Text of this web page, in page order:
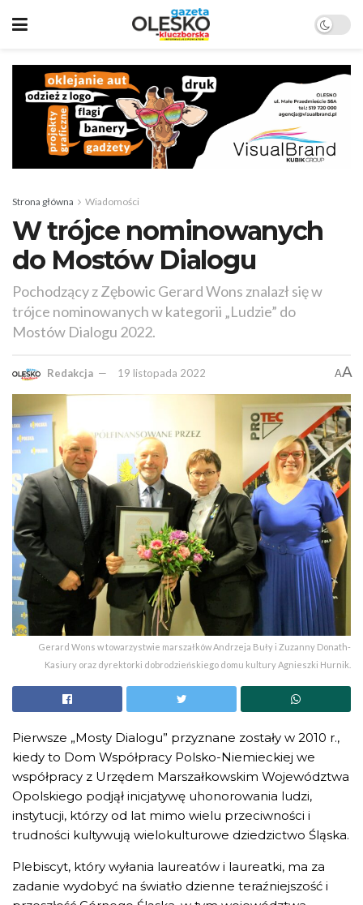
Strona główna Wiadomości
W trójce nominowanych
do Mostów Dialogu
Pochodzący z Zębowic Gerard Wons znalazł się w
trójce nominowanych w kategorii „Ludzie” do
Mostów Dialogu 2022.
Redakcja 19 listopada 2022 AA
Gerard Wons w towarzystwie marszałków Andrzeja Buły i Zuzanny Donath-
Kasiury oraz dyrektorki dobrodzieńskiego domu kultury Agnieszki Hurnik.
Pierwsze „Mosty Dialogu” przyznane zostały w 2010 r.,
kiedy to Dom Współpracy Polsko-Niemieckiej we
współpracy z Urzędem Marszałkowskim Województwa
Opolskiego podjął inicjatywę uhonorowania ludzi,
instytucji, którzy od lat mimo wielu przeciwności i
trudności kultywują wielokulturowe dziedzictwo Śląska.
Plebiscyt, który wyłania laureatów i laureatki, ma za
zadanie wydobyć na światło dzienne teraźniejszość i